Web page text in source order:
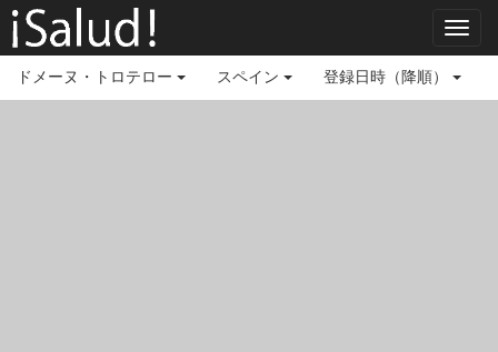
ドメーヌ・トロテロー
スペイン 登録日時（降順）